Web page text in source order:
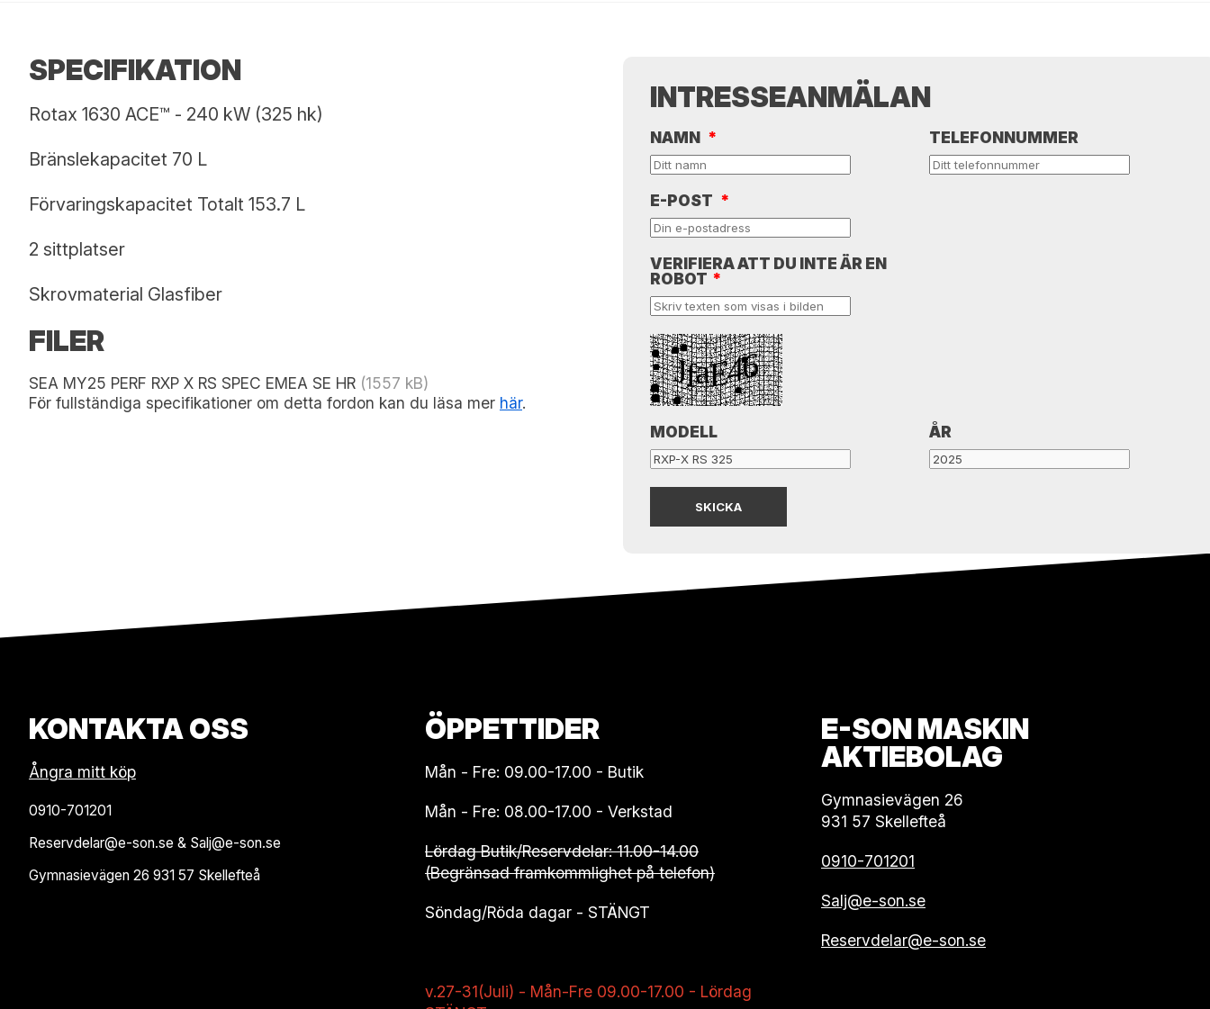
SPECIFIKATION
Rotax 1630 ACE™ - 240 kW (325 hk)
Bränslekapacitet 70 L
Förvaringskapacitet Totalt 153.7 L
2 sittplatser
Skrovmaterial Glasfiber
FILER
SEA MY25 PERF RXP X RS SPEC EMEA SE HR (1557 kB)
För fullständiga specifikationer om detta fordon kan du läsa mer här.
INTRESSEANMÄLAN
NAMN * TELEFONNUMMER
E-POST *
VERIFIERA ATT DU INTE ÄR EN
ROBOT *
MODELL ÅR
KONTAKTA OSS
Ångra mitt köp
0910-701201
Reservdelar@e-son.se & Salj@e-son.se
Gymnasievägen 26 931 57 Skellefteå
ÖPPETTIDER
Mån - Fre: 09.00-17.00 - Butik
Mån - Fre: 08.00-17.00 - Verkstad
Lördag Butik/Reservdelar: 11.00-14.00
(Begränsad framkommlighet på telefon)
Söndag/Röda dagar - STÄNGT
v.27-31(Juli) - Mån-Fre 09.00-17.00 - Lördag
E-SON MASKIN
AKTIEBOLAG
Gymnasievägen 26
931 57 Skellefteå
0910-701201
Salj@e-son.se
Reservdelar@e-son.se